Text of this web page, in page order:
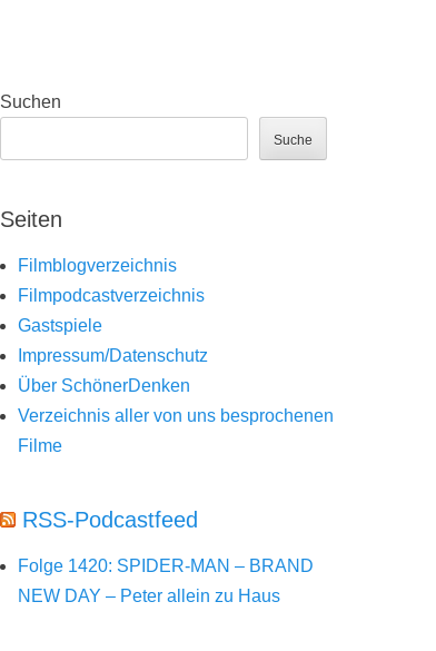
Suchen
Suche
Seiten
Filmblogverzeichnis
Filmpodcastverzeichnis
Gastspiele
Impressum/Datenschutz
Über SchönerDenken
Verzeichnis aller von uns besprochenen
Filme
RSS-Podcastfeed
Folge 1420: SPIDER-MAN – BRAND
NEW DAY – Peter allein zu Haus